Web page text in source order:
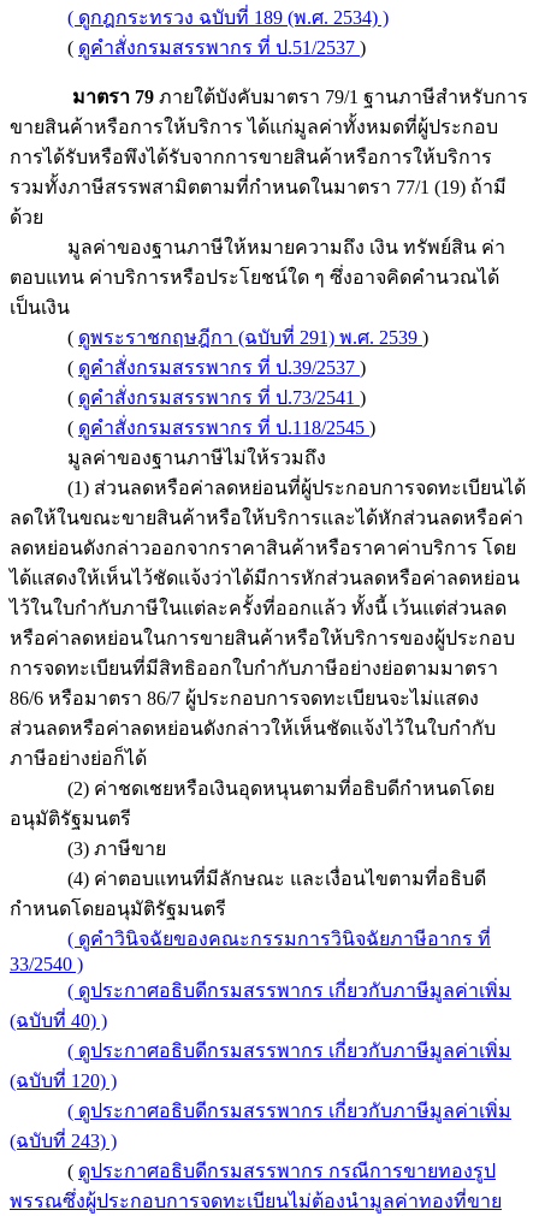
( ดูกฎกระทรวง ฉบับที่ 189 (พ.ศ. 2534) )
( ดูคำสั่งกรมสรรพากร ที่ ป.51/2537 )
มาตรา 79 ภายใต้บังคับมาตรา 79/1 ฐานภาษีสำหรับการ
ขายสินค้าหรือการให้บริการ ได้แก่มูลค่าทั้งหมดที่ผู้ประกอบ
การได้รับหรือพึงได้รับจากการขายสินค้าหรือการให้บริการ
รวมทั้งภาษีสรรพสามิตตามที่กำหนดในมาตรา 77/1 (19) ถ้ามี
ด้วย
มูลค่าของฐานภาษีให้หมายความถึง เงิน ทรัพย์สิน ค่า
ตอบแทน ค่าบริการหรือประโยชน์ใด ๆ ซึ่งอาจคิดคำนวณได้
เป็นเงิน
( ดูพระราชกฤษฎีกา (ฉบับที่ 291) พ.ศ. 2539 )
( ดูคำสั่งกรมสรรพากร ที่ ป.39/2537 )
( ดูคำสั่งกรมสรรพากร ที่ ป.73/2541 )
( ดูคำสั่งกรมสรรพากร ที่ ป.118/2545 )
มูลค่าของฐานภาษีไม่ให้รวมถึง
(1) ส่วนลดหรือค่าลดหย่อนที่ผู้ประกอบการจดทะเบียนได้
ลดให้ในขณะขายสินค้าหรือให้บริการและได้หักส่วนลดหรือค่า
ลดหย่อนดังกล่าวออกจากราคาสินค้าหรือราคาค่าบริการ โดย
ได้แสดงให้เห็นไว้ชัดแจ้งว่าได้มีการหักส่วนลดหรือค่าลดหย่อน
ไว้ในใบกำกับภาษีในแต่ละครั้งที่ออกแล้ว ทั้งนี้ เว้นแต่ส่วนลด
หรือค่าลดหย่อนในการขายสินค้าหรือให้บริการของผู้ประกอบ
การจดทะเบียนที่มีสิทธิออกใบกำกับภาษีอย่างย่อตามมาตรา
86/6 หรือมาตรา 86/7 ผู้ประกอบการจดทะเบียนจะไม่แสดง
ส่วนลดหรือค่าลดหย่อนดังกล่าวให้เห็นชัดแจ้งไว้ในใบกำกับ
ภาษีอย่างย่อก็ได้
(2) ค่าชดเชยหรือเงินอุดหนุนตามที่อธิบดีกำหนดโดย
อนุมัติรัฐมนตรี
(3) ภาษีขาย
(4) ค่าตอบแทนที่มีลักษณะ และเงื่อนไขตามที่อธิบดี
กำหนดโดยอนุมัติรัฐมนตรี
( ดูคำวินิจฉัยของคณะกรรมการวินิจฉัยภาษีอากร ที่
33/2540 )
( ดูประกาศอธิบดีกรมสรรพากร เกี่ยวกับภาษีมูลค่าเพิ่ม
(ฉบับที่ 40) )
( ดูประกาศอธิบดีกรมสรรพากร เกี่ยวกับภาษีมูลค่าเพิ่ม
(ฉบับที่ 120) )
( ดูประกาศอธิบดีกรมสรรพากร เกี่ยวกับภาษีมูลค่าเพิ่ม
(ฉบับที่ 243) )
( ดูประกาศอธิบดีกรมสรรพากร กรณีการขายทองรูป
พรรณซึ่งผู้ประกอบการจดทะเบียนไม่ต้องนำมูลค่าทองที่ขาย